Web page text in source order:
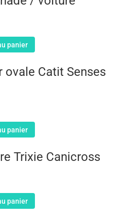
panier
ovale Catit Senses
panier
Trixie Canicross
panier